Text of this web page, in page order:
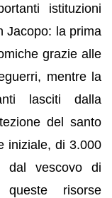
istituzioni
Jacopo: la prima
grazie alle
mentre la
lasciti dalla
del santo
iniziale, di 3.000
dal vescovo di
risorse